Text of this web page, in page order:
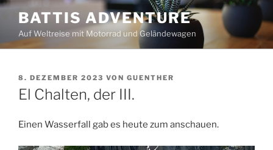
Zum
Inhalt
springen
BATTIS ADVENTURE
Auf Weltreise mit Motorrad und Geländewagen
VERÖFFENTLICHT
AM
8. DEZEMBER 2023 VON GUENTHER
El Chalten, der III.
Einen Wasserfall gab es heute zum anschauen.